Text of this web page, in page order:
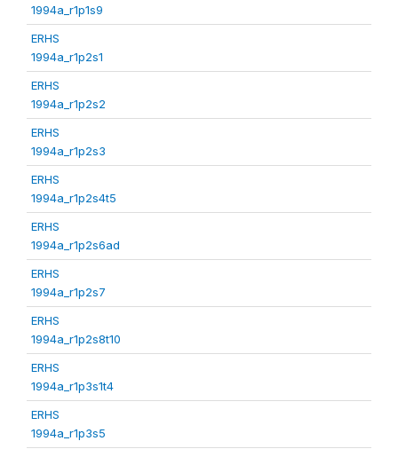
1994a_r1p1s9
ERHS
1994a_r1p2s1
ERHS
1994a_r1p2s2
ERHS
1994a_r1p2s3
ERHS
1994a_r1p2s4t5
ERHS
1994a_r1p2s6ad
ERHS
1994a_r1p2s7
ERHS
1994a_r1p2s8t10
ERHS
1994a_r1p3s1t4
ERHS
1994a_r1p3s5